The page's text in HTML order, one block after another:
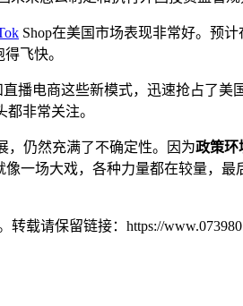
Shop在美国市场表现非常好。预
飞快。
播电商这些新模式，迅速抢占了
非常关注。
，仍然充满了不确定性。因为政策环
一场大戏，各种力量都在较量，最
转载请保留链接：https://